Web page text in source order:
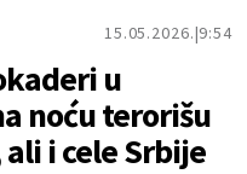
15.05.2026. 9:54
u
noću terorišu
i cele Srbije